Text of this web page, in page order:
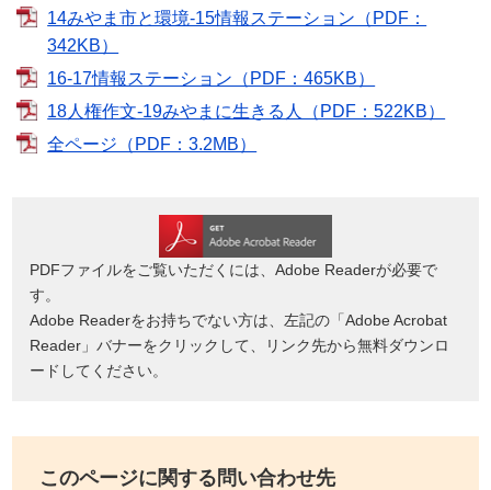
14みやま市と環境-15情報ステーション（PDF：
342KB）
16-17情報ステーション（PDF：465KB）
18人権作文-19みやまに生きる人（PDF：522KB）
全ページ（PDF：3.2MB）
PDFファイルをご覧いただくには、Adobe Readerが必要で
す。
Adobe Readerをお持ちでない方は、左記の「Adobe Acrobat
Reader」バナーをクリックして、リンク先から無料ダウンロ
ードしてください。
このページに関する問い合わせ先